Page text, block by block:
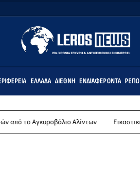
ΕΛΛΆΔΑ ΔΙΕΘΝΉ ΕΝΔΙΑΦΈΡΟΝΤΑ
Αλίντων Εικαστική έκθεση